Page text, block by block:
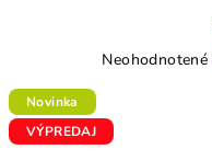
Priemerné
je
0,0
Neohodnotené
Novinka
VÝPREDAJ